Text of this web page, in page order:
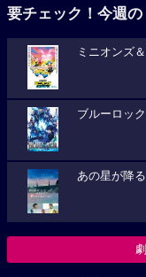
要チェック！今週の
ミニオンズ
ブルーロック
あの星が降